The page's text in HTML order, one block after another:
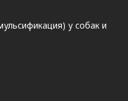
у собак и